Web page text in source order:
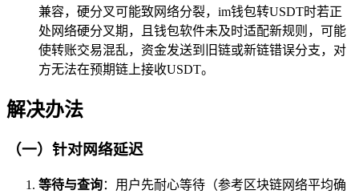
兼容，硬分叉可能致网络分裂，im钱包转USDT时若正
处网络硬分叉期，且钱包软件未及时适配新规则，可能
使转账交易混乱，资金发送到旧链或新链错误分支，对
方无法在预期链上接收USDT。
解决办法
（一）针对网络延迟
等待与查询：用户先耐心等待（参考区块链网络平均确